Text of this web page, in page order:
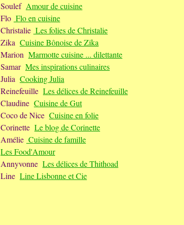
Soulef Amour de cuisine
Flo Flo en cuisine
Christalie Les folies de Christalie
Zika Cuisine Bônoise de Zika
Marion Marmotte cuisine ... dilettante
Samar Mes inspirations culinaires
Julia Cooking Julia
Reinefeuille Les délices de Reinefeuille
Claudine Cuisine de Gut
Coco de Nice Cuisine en folie
Corinette Le blog de Corinette
Amélie Cuisine de famille
Les Food'Amour
Annyvonne Les délices de Thithoad
Line Line Lisbonne et Cie